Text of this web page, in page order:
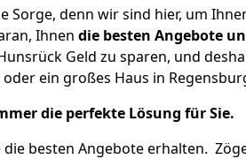
denn wir sind hier, um
Ihnen die besten Angebote
Geld zu sparen, und
ein großes Haus in
die perfekte Lösung für Sie.
besten Angebote erhalten.